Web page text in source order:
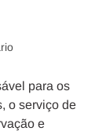
para os
o serviço de
e